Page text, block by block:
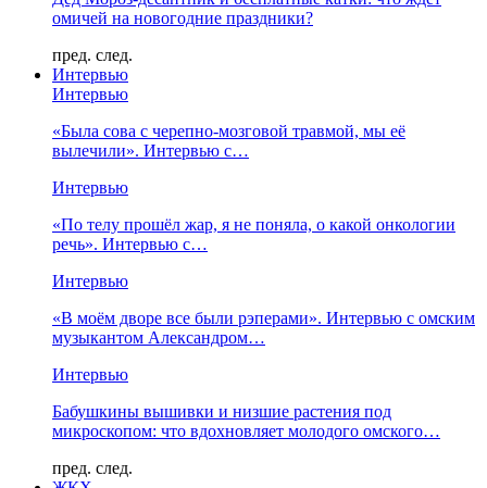
омичей на новогодние праздники?
пред. след.
Интервью
Интервью
«Была сова с черепно-мозговой травмой, мы её
вылечили». Интервью с…
Интервью
«По телу прошёл жар, я не поняла, о какой онкологии
речь». Интервью с…
Интервью
«В моём дворе все были рэперами». Интервью с омским
музыкантом Александром…
Интервью
Бабушкины вышивки и низшие растения под
микроскопом: что вдохновляет молодого омского…
пред. след.